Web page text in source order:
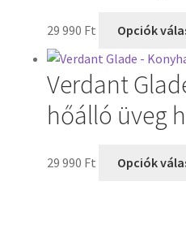
29 990 Ft Opciók
Verdant
hőálló üveg
29 990 Ft Opciók